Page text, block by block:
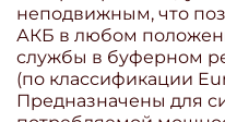
неподвижным, что
АКБ в любом
службы в буферном
(по классификации
Предназначены для